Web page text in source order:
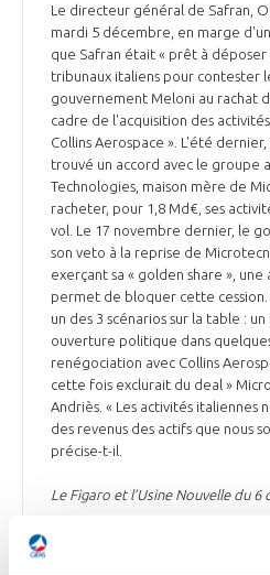
Le directeur général de Safran,
mardi 5 décembre, en marge
que Safran était « prêt à déposer
tribunaux italiens pour contester
gouvernement Meloni au rachat
cadre de l'acquisition des
Collins Aerospace ». L'été
trouvé un accord avec le groupe
Technologies, maison mère de
racheter, pour 1,8 Md€, ses
vol. Le 17 novembre dernier, le
son veto à la reprise de
exerçant sa « golden share »,
permet de bloquer cette cession.
un des 3 scénarios sur la table :
ouverture politique dans
renégociation avec Collins
cette fois exclurait du deal »
Andriès. « Les activités italiennes
des revenus des actifs que nous
précise-t-il.
Le Figaro et l’Usine Nouvelle du 6